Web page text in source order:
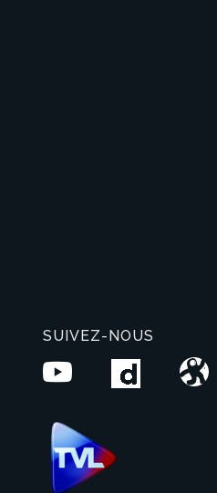
SUIVEZ-NOUS